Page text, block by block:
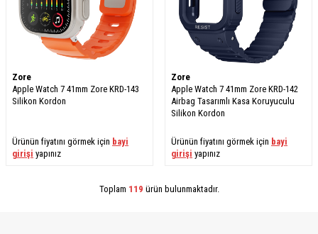
Zore
Apple Watch 7 41mm Zore KRD-143
Silikon Kordon
Ürünün fiyatını görmek için bayi
girişi yapınız
Zore
Apple Watch 7 41mm Zore KRD-142
Airbag Tasarımlı Kasa Koruyuculu
Silikon Kordon
Ürünün fiyatını görmek için bayi
girişi yapınız
Toplam 119 ürün bulunmaktadır.